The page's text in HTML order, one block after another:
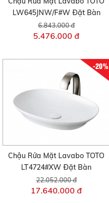
LW645JNW/F#W Đặt Bàn
6.843.000 đ
5.476.000 đ
-20%
Chậu Rửa Mặt Lavabo TOTO
LT4724#XW Đặt Bàn
22.052.000 đ
17.640.000 đ